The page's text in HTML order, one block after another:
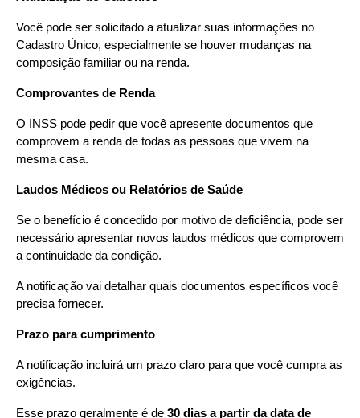
Você pode ser solicitado a atualizar suas informações no
Cadastro Único, especialmente se houver mudanças na
composição familiar ou na renda.
Comprovantes de Renda
O INSS pode pedir que você apresente documentos que
comprovem a renda de todas as pessoas que vivem na
mesma casa.
Laudos Médicos ou Relatórios de Saúde
Se o benefício é concedido por motivo de deficiência, pode ser
necessário apresentar novos laudos médicos que comprovem
a continuidade da condição.
A notificação vai detalhar quais documentos específicos você
precisa fornecer.
Prazo para cumprimento
A notificação incluirá um prazo claro para que você cumpra as
exigências.
Esse prazo geralmente é de 30 dias a partir da data de